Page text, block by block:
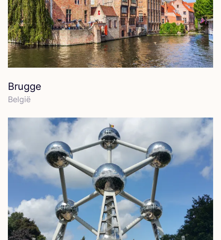
Brugge
Bel­gië